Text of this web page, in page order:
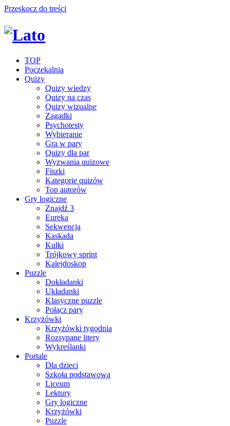
Przeskocz do treści
TOP
Poczekalnia
Quizy
Quizy wiedzy
Quizy na czas
Quizy wizualne
Zagadki
Psychotesty
Wybieranie
Gra w pary
Quizy dla par
Wyzwania quizowe
Fiszki
Kategorie quizów
Top autorów
Gry logiczne
Znajdź 3
Eureka
Sekwencja
Kaskada
Kulki
Trójkowy sprint
Kalejdoskop
Puzzle
Dokładanki
Układanki
Klasyczne puzzle
Połącz pary
Krzyżówki
Krzyżówki tygodnia
Rozsypane litery
Wykreślanki
Portale
Dla dzieci
Szkoła podstawowa
Liceum
Lektury
Gry logiczne
Krzyżówki
Puzzle